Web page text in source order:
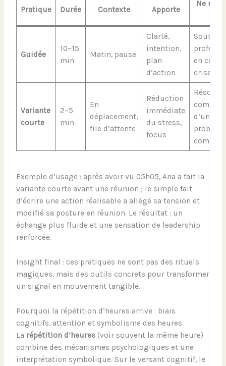
Pratique Durée Contexte Apporte
Ne
Guidée
10–15
min
Matin, pause
Clarté,
intention,
plan
d’action
Soutien
en cas
crise
Variante
courte
2–5
min
En
déplacement,
file d’attente
Réduction
immédiate
du stress,
focus
d’un
Exemple d’usage : après avoir vu 05h05, Ana a fait la
variante courte avant une réunion ; le simple fait
d’écrire une action réalisable a allégé sa tension et
modifié sa posture en réunion. Le résultat : un
échange plus fluide et une sensation de leadership
renforcée.
Insight final : ces pratiques ne sont pas des rituels
magiques, mais des outils concrets pour transformer
un signal en mouvement tangible.
Pourquoi la répétition d’heures arrive : biais
cognitifs, attention et symbolisme des heures
La répétition d’heures (voir souvent la même heure)
combine des mécanismes psychologiques et une
interprétation symbolique. Sur le versant cognitif, le